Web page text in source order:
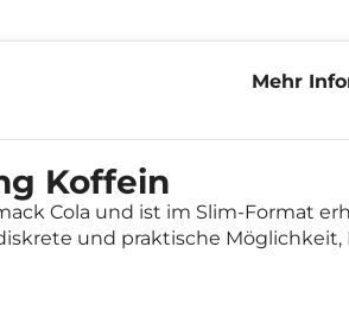
Mehr
Koffein
Cola und ist im Slim-Format
und praktische